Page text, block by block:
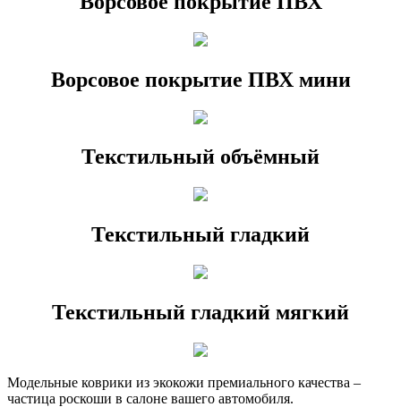
Ворсовое покрытие ПВХ мини
Текстильный объёмный
Текстильный гладкий
Текстильный гладкий мягкий
Модельные коврики из экокожи премиального качества –
частица роскоши в салоне вашего автомобиля.